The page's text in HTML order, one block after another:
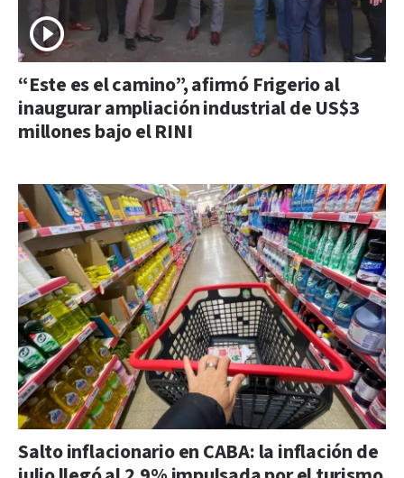
“Este es el camino”, afirmó Frigerio al
inaugurar ampliación industrial de US$3
millones bajo el RINI
Salto inflacionario en CABA: la inflación de